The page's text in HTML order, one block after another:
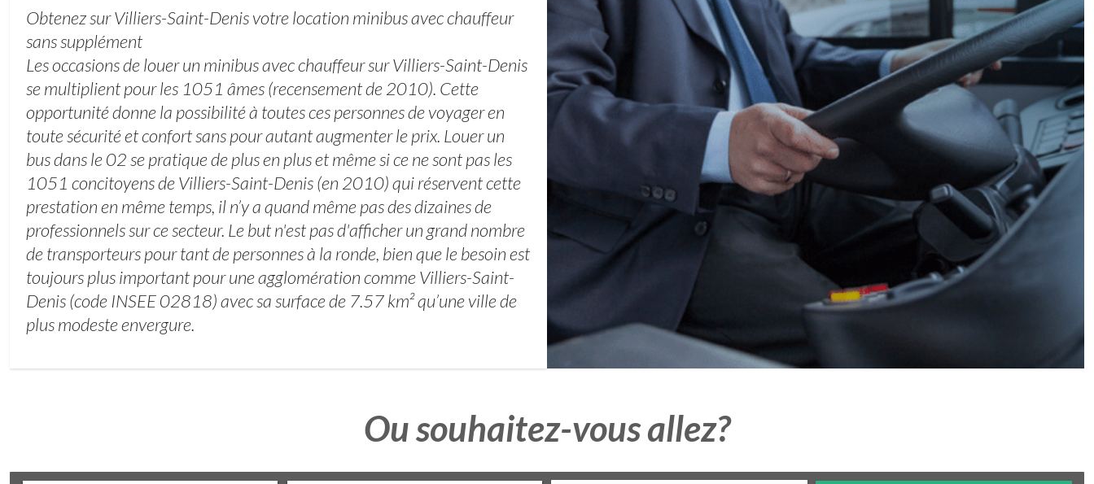
Obtenez sur Villiers-Saint-Denis votre location minibus avec chauffeur
sans supplément
Les occasions de louer un minibus avec chauffeur sur Villiers-Saint-Denis
se multiplient pour les 1051 âmes (recensement de 2010). Cette
opportunité donne la possibilité à toutes ces personnes de voyager en
toute sécurité et confort sans pour autant augmenter le prix. Louer un
bus dans le 02 se pratique de plus en plus et même si ce ne sont pas les
1051 concitoyens de Villiers-Saint-Denis (en 2010) qui réservent cette
prestation en même temps, il n’y a quand même pas des dizaines de
professionnels sur ce secteur. Le but n'est pas d'afficher un grand nombre
de transporteurs pour tant de personnes à la ronde, bien que le besoin est
toujours plus important pour une agglomération comme Villiers-Saint-
Denis (code INSEE 02818) avec sa surface de 7.57 km² qu’une ville de
plus modeste envergure.
Ou souhaitez-vous allez?